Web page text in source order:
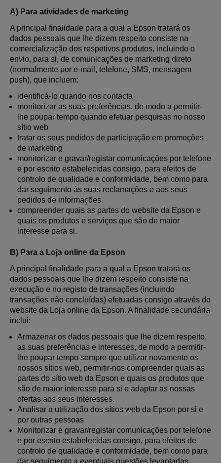
A) Para atividades de marketing
A principal finalidade para a qual a Epson tratará os
dados pessoais que lhe dizem respeito consiste na
comercialização dos respetivos produtos, incluindo o
envio, para si, de comunicações de marketing direto
(normalmente por e-mail, telefone, SMS, mensagem
push), que incluem:
identificá-lo quando nos contacta
monitorizar as suas preferências, de modo a permitir-
lhe poupar tempo quando efetuar pesquisas no nosso
sítio web
tratar os seus pedidos de participação em promoções
de marketing
monitorizar e gravar/registar comunicações por telefone
e por escrito estabelecidas consigo, para efeitos de
controlo de qualidade e conformidade, bem como para
dar seguimento às suas reclamações e aos seus
pedidos de informações
compreender quais as partes do website da Epson e
quais os produtos e serviços que são de maior
interesse para si.
B) Para a Loja online da Epson
A principal finalidade para a qual a Epson tratará os
dados pessoais que lhe dizem respeito consiste na
execução e no registo de transações (incluindo
transações não concluídas) efetuadas consigo através do
website da Loja online da Epson. A finalidade secundária
inclui:
Armazenar os dados pessoais que lhe dizem respeito,
as suas preferências e interesses, de modo a permitir-
lhe poupar tempo sempre que utilizar novamente os
nossos sítios web, permitir-nos compreender quais as
partes do sítio web da Epson e quais os produtos que
são de maior interesse para si e adaptar as nossas
ofertas aos seus interesses.
Analisar a utilização dos sítios web da Epson por si e
por outras pessoas
Monitorizar e gravar/registar comunicações por telefone
e por escrito estabelecidas consigo, para efeitos de
controlo de qualidade e conformidade, bem como para
dar seguimento a eventuais questões levantadas